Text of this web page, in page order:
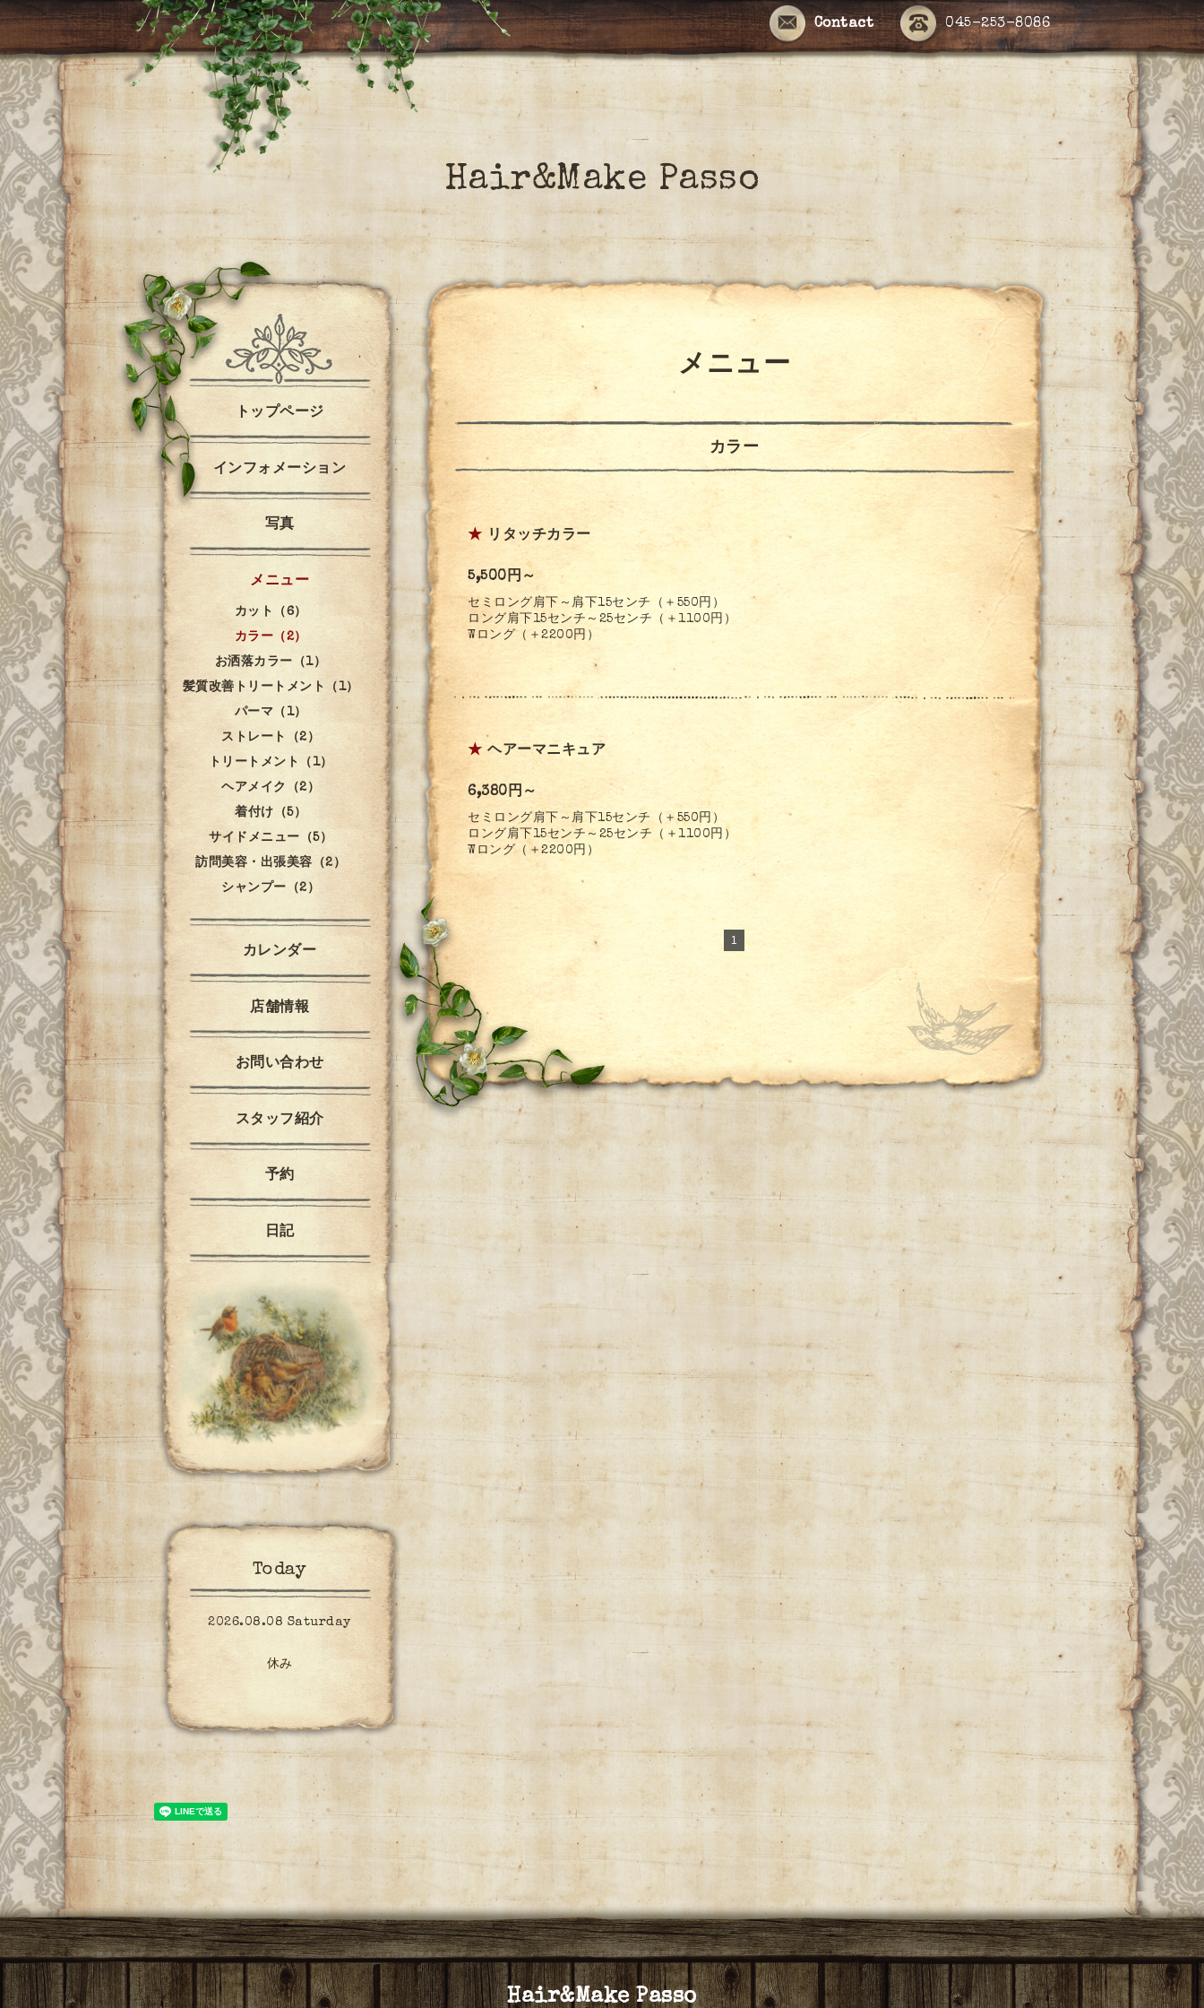
045-253-8086
Contact
Hair&Make Passo
メニュー
カラー
★ リタッチカラー
5,500円～
セミロング肩下～肩下15センチ（＋550円）
ロング肩下15センチ～25センチ（＋1100円）
Wロング（＋2200円）
★ ヘアーマニキュア
6,380円～
セミロング肩下～肩下15センチ（＋550円）
ロング肩下15センチ～25センチ（＋1100円）
Wロング（＋2200円）
1
トップページ
インフォメーション
写真
メニュー
カット（6）
カラー（2）
お洒落カラー（1）
髪質改善トリートメント（1）
パーマ（1）
ストレート（2）
トリートメント（1）
ヘアメイク（2）
着付け（5）
サイドメニュー（5）
訪問美容・出張美容（2）
シャンプー（2）
カレンダー
店舗情報
お問い合わせ
スタッフ紹介
予約
日記
Today
2026.08.08 Saturday
休み
Hair&Make Passo